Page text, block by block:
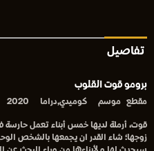
تفاصيل
برومو قوت القلوب
مقطع موسم كوميدي,دراما 2020
قوت، أرملة لديها خمس أبناء تعمل حارسة
زوجها؛ شاء القدر ان يجمعها بالشخص